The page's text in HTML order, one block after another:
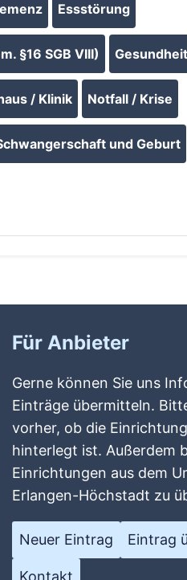
Essstörung
§16 SGB VIII) Gesundheit
/ Klinik Notfall / Krise
und Geburt
Für Anbieter
Gerne können Sie uns
Einträge übermitteln.
vorher, ob die
hinterlegt ist. Außerdem
Einrichtungen aus dem
Erlangen-Höchstadt zu
Neuer Eintrag Eintrag